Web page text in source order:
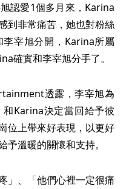
認愛1個多月來，Karina
到非常痛苦，她也對粉絲
宰旭分開，Karina所屬
確實和李宰旭分手了。
透露，李宰旭為
Karina決定當回給予彼
位上帶來好表現，以更好
溫暖的關懷和支持。
」、「他們心裡一定很痛